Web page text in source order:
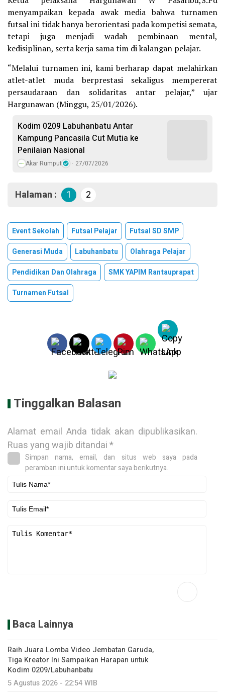
menyampaikan kepada awak media bahwa turnamen
futsal ini tidak hanya berorientasi pada kompetisi semata,
tetapi juga menjadi wadah pembinaan mental,
kedisiplinan, serta kerja sama tim di kalangan pelajar.
“Melalui turnamen ini, kami berharap dapat melahirkan
atlet-atlet muda berprestasi sekaligus mempererat
persaudaraan dan solidaritas antar pelajar,” ujar
Hargunawan (Minggu, 25/01/2026).
Kodim 0209 Labuhanbatu Antar
Kampung Pancasila Cut Mutia ke
Penilaian Nasional
Akar Rumput 27/07/2026
Halaman : 1 2
Event Sekolah Futsal Pelajar
Futsal SD SMP
Generasi Muda
Labuhanbatu
Olahraga Pelajar
Pendidikan Dan Olahraga
SMK YAPIM Rantauprapat
Turnamen Futsal
Tinggalkan Balasan
Alamat email Anda tidak akan dipublikasikan.
Ruas yang wajib ditandai*
Simpan nama, email, dan situs web saya pada
peramban ini untuk komentar saya berikutnya.
Baca Lainnya
Raih Juara Lomba Video Jembatan Garuda,
Tiga Kreator Ini Sampaikan Harapan untuk
Kodim 0209/Labuhanbatu
5 Agustus 2026 - 22:54 WIB